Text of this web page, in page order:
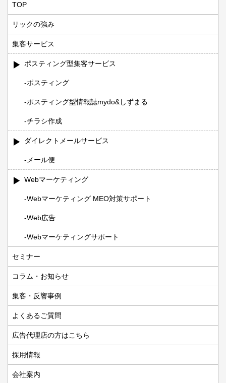
TOP
リックの強み
集客サービス
ポスティング型集客サービス
ポスティング
ポスティング型情報誌mydo&しずまる
チラシ作成
ダイレクトメールサービス
メール便
Webマーケティング
Webマーケティング MEO対策サポート
Web広告
Webマーケティングサポート
セミナー
コラム・お知らせ
集客・反響事例
よくあるご質問
広告代理店の方はこちら
採用情報
会社案内